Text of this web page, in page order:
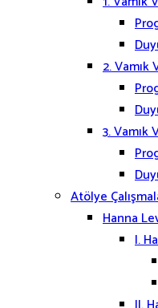
2. Vamık
3. Vamık
Atölye
Hanna
I.